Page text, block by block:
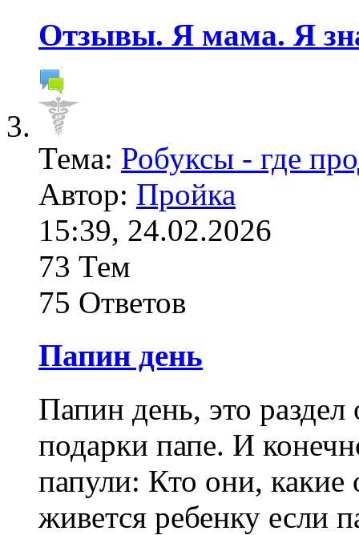
Отзывы. Я мама. Я
Тема: Робуксы - где
Автор: Пройка
15:39, 24.02.2026
73 Тем
75 Ответов
Папин день
Папин день, это раздел
подарки папе. И
папули: Кто они, какие
живется ребенку если